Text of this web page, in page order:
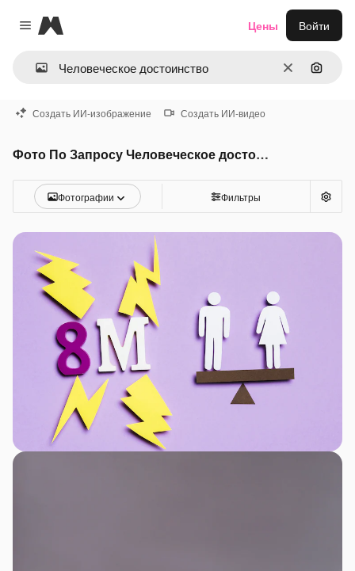
Close menu
Magnific
ОчиститьПоиск
Цены Войти
Создать ИИ-изображение Создать ИИ-видео
Фото По Запросу Человеческое достоинство
Фотографии Фильтры